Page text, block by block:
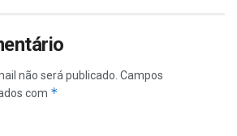
não será publicado. Campos
com *